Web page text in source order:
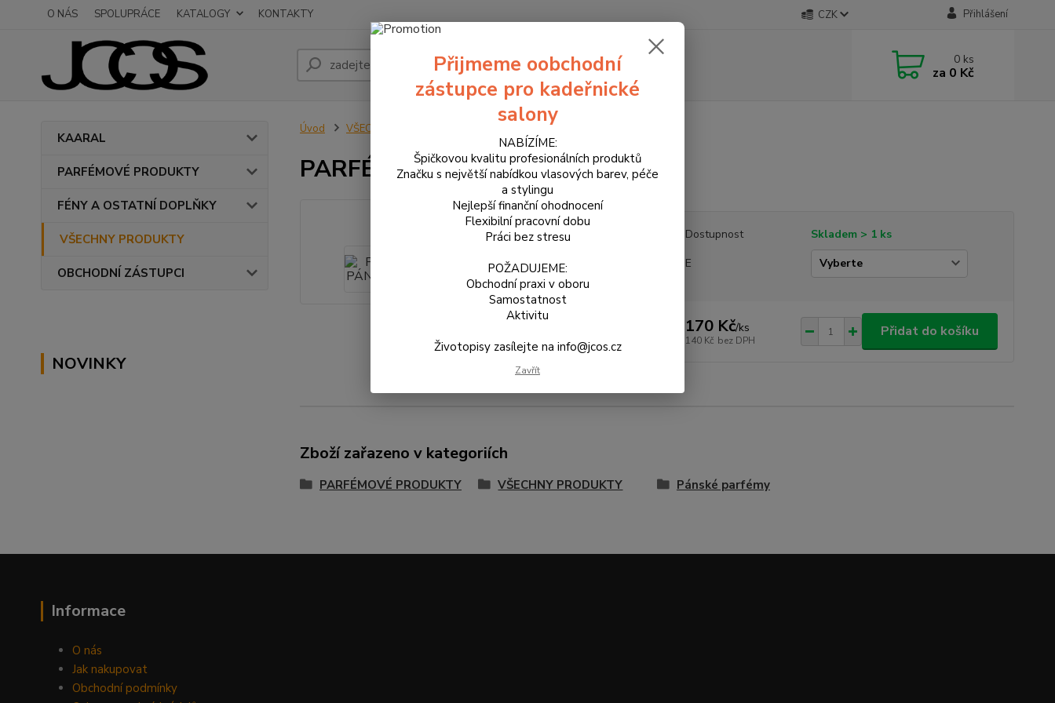
O NÁS SPOLUPRÁCE KATALOGY KONTAKTY CZK Přihlášení
Hledat 0 ks
za 0 Kč
KAARAL
PARFÉMOVÉ PRODUKTY
FÉNY A OSTATNÍ DOPLŇKY
VŠECHNY PRODUKTY
OBCHODNÍ ZÁSTUPCI
NOVINKY
Úvod VŠECHNY PRODUKTY PARFÉM PÁNSKÝ 8 ml
PARFÉM PÁNSKÝ 8 ml
Dostupnost
Skladem > 1 ks
E
170 Kč/ks
140 Kč bez DPH
Přidat do košíku
Zboží zařazeno v kategoriích
PARFÉMOVÉ PRODUKTY VŠECHNY PRODUKTY Pánské parfémy
Informace
O nás
Jak nakupovat
Obchodní podmínky
Přijmeme oobchodní
zástupce pro kadeřnické
salony
NABÍZÍME:
Špičkovou kvalitu profesionálních produktů
Značku s největší nabídkou vlasových barev, péče
a stylingu
Nejlepší finanční ohodnocení
Flexibilní pracovní dobu
Práci bez stresu
POŽADUJEME:
Obchodní praxi v oboru
Samostatnost
Aktivitu
Životopisy zasílejte na info@jcos.cz
Zavřít